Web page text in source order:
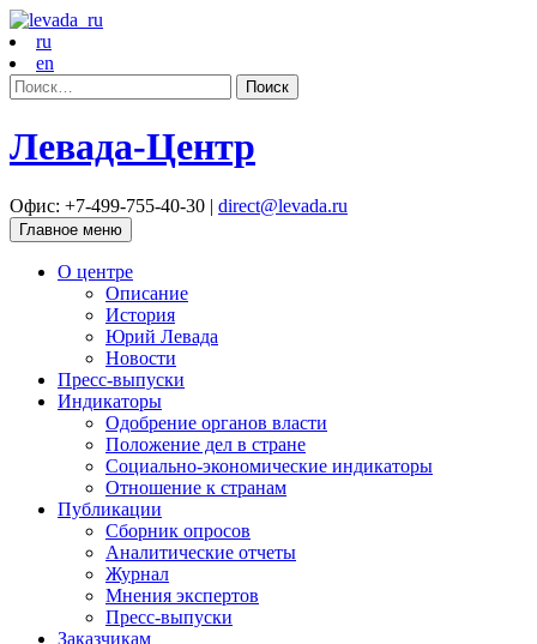
ru
en
Найти:
Левада-Центр
Офис: +7-499-755-40-30 | direct@levada.ru
Главное меню
О центре
Описание
История
Юрий Левада
Новости
Пресс-выпуски
Индикаторы
Одобрение органов власти
Положение дел в стране
Социально-экономические индикаторы
Отношение к странам
Публикации
Сборник опросов
Аналитические отчеты
Журнал
Мнения экспертов
Пресс-выпуски
Заказчикам